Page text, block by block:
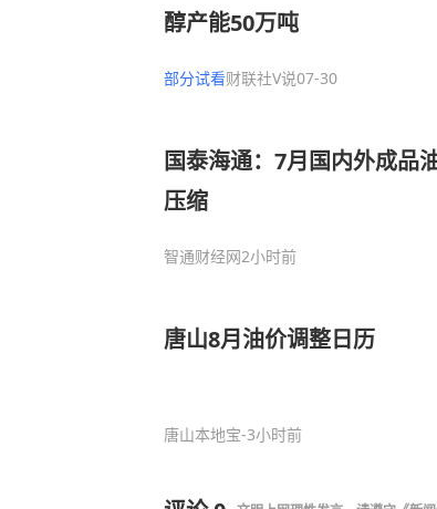
醇产能50万吨
部分试看财联社V说07-30
国泰海通：7月国内外成品
压缩
智通财经网2小时前
唐山8月油价调整日历
唐山本地宝-3小时前